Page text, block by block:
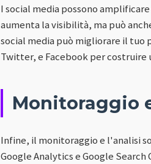
I social media possono
aumenta la visibilità, ma può
social media può migliorare il
Twitter, e Facebook per
Monitoraggio
Infine, il monitoraggio e l'analisi
Google Analytics e Google